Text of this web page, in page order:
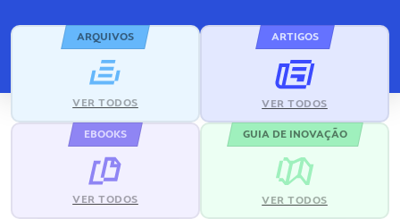
ARQUIVOS
VER TODOS
ARTIGOS
VER TODOS
EBOOKS
VER TODOS
GUIA DE INOVAÇÃO
VER TODOS